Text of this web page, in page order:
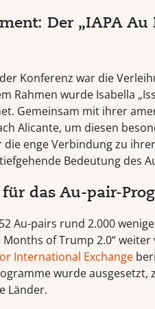
Der „IAPA Au
Konferenz war die
Rahmen wurde Isabella
Gemeinsam mit ihrer
Alicante, um diesen
enge Verbindung zu
Bedeutung des
das Au-pair-
Au-pairs rund 2.000
of Trump 2.0“
International Exchange
wurde ausgesetzt,
Länder.